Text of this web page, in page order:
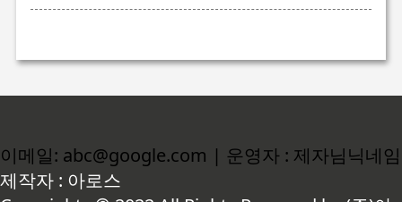
이메일: abc@google.com | 운영자 : 제자님닉네임
제작자 : 아로스